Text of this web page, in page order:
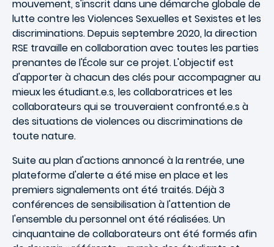
mouvement, s'inscrit dans une démarche globale de
lutte contre les Violences Sexuelles et Sexistes et les
discriminations. Depuis septembre 2020, la direction
RSE travaille en collaboration avec toutes les parties
prenantes de l'École sur ce projet. L'objectif est
d'apporter à chacun des clés pour accompagner au
mieux les étudiant.e.s, les collaboratrices et les
collaborateurs qui se trouveraient confronté.e.s à
des situations de violences ou discriminations de
toute nature.
Suite au plan d'actions annoncé à la rentrée, une
plateforme d'alerte a été mise en place et les
premiers signalements ont été traités. Déjà 3
conférences de sensibilisation à l'attention de
l'ensemble du personnel ont été réalisées. Un
cinquantaine de collaborateurs ont été formés afin